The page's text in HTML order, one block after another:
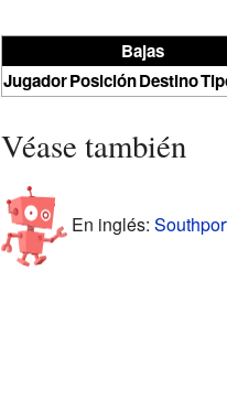
Bajas
JugadorPosiciónDestino
Véase también
En inglés: